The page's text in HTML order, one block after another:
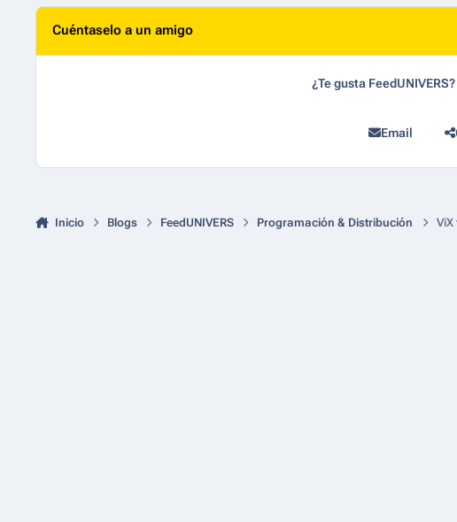
Cuéntaselo a un amigo
¿Te gusta
Email
Inicio Blogs FeedUNIVERS Programación & Distribución